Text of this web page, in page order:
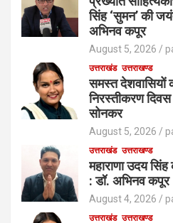
सिंह ‘सुमन’ की
अभिनव कपूर
August 5, 2026
उत्तराखंड उत्तराखण्ड
समस्त
निरस्तीकरण
सोनकर
August 5, 2026
उत्तराखंड उत्तराखण्ड
महाराणा उदय
: डॉ. अभिनव कपूर
August 4, 2026
उत्तराखंड उत्तराखण्ड